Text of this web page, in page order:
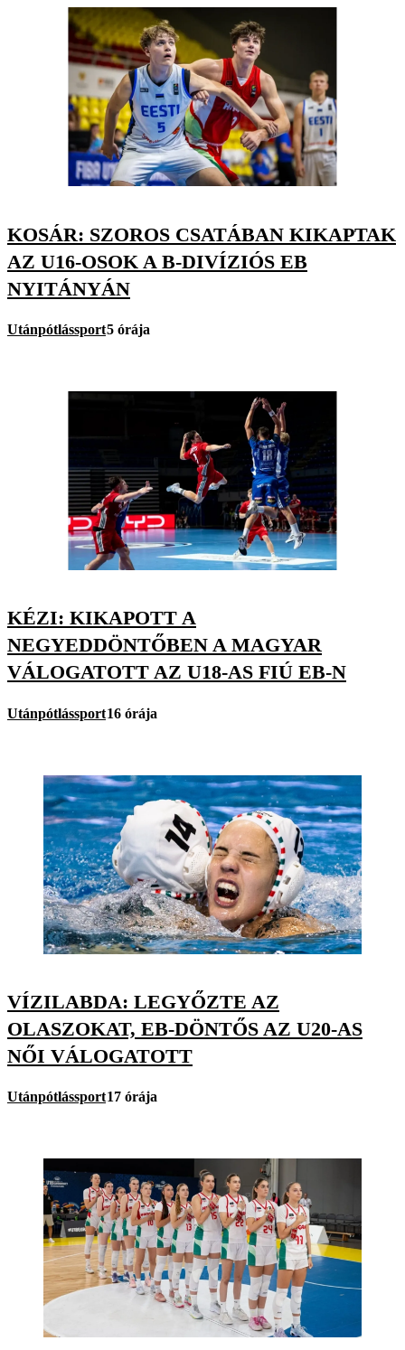
KOSÁR: SZOROS CSATÁBAN KIKAPTAK
AZ U16-OSOK A B-DIVÍZIÓS EB
NYITÁNYÁN
Utánpótlássport5 órája
KÉZI: KIKAPOTT A
NEGYEDDÖNTŐBEN A MAGYAR
VÁLOGATOTT AZ U18-AS FIÚ EB-N
Utánpótlássport16 órája
VÍZILABDA: LEGYŐZTE AZ
OLASZOKAT, EB-DÖNTŐS AZ U20-AS
NŐI VÁLOGATOTT
Utánpótlássport17 órája